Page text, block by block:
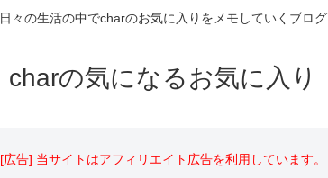
日々の生活の中でcharのお気に入りをメモしていくブログ
charの気になるお気に入り
[広告] 当サイトはアフィリエイト広告を利用しています。